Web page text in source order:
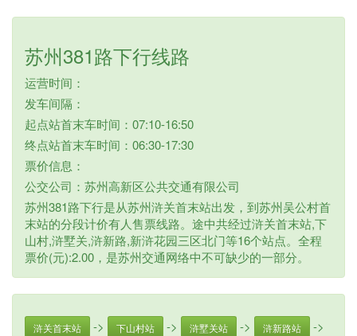
苏州381路下行线路
运营时间：
发车间隔：
起点站首末车时间：07:10-16:50
终点站首末车时间：06:30-17:30
票价信息：
公交公司：苏州高新区公共交通有限公司
苏州381路下行是从苏州浒关首末站出发，到苏州吴公村首
末站的分段计价有人售票线路。途中共经过浒关首末站,下
山村,浒墅关,浒新路,新浒花园三区北门等16个站点。全程
票价(元):2.00，是苏州交通网络中不可缺少的一部分。
浒关首末站 -> 下山村站 -> 浒墅关站 -> 浒新路站 ->